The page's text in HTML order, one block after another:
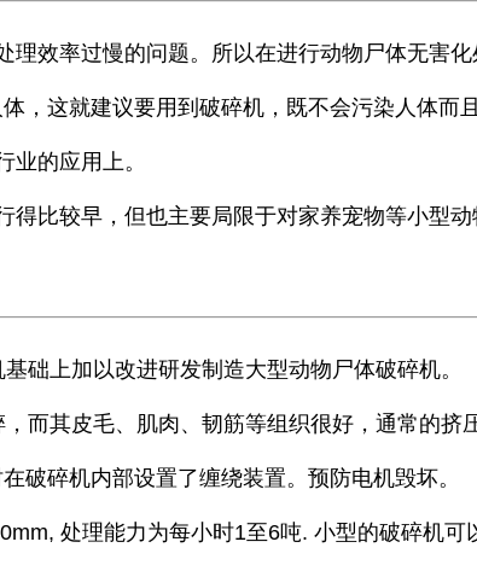
理效率过慢的问题。所以在进行动物尸体无
这就建议要用到破碎机，既不会污染人体而
的应用上。
比较早，但也主要局限于对家养宠物等小型动
础上加以改进研发制造大型动物尸体破碎机。
而其皮毛、肌肉、韧筋等组织很好，通常的挤
破碎机内部设置了缠绕装置。预防电机毁坏。
处理能力为每小时1至6吨. 小型的破碎机可